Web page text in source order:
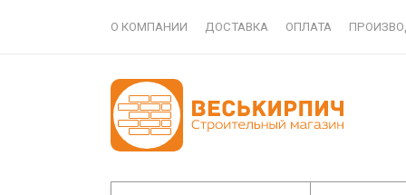
О КОМПАНИИ ДОСТАВКА ОПЛАТА